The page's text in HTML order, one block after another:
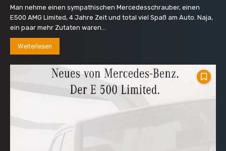
Man nehme einen sympathischen Mercedesschrauber, einen
E500 AMG Limited, 4 Jahre Zeit und total viel Spaß am Auto. Naja,
ein paar mehr Zutaten waren...
Weiterlesen